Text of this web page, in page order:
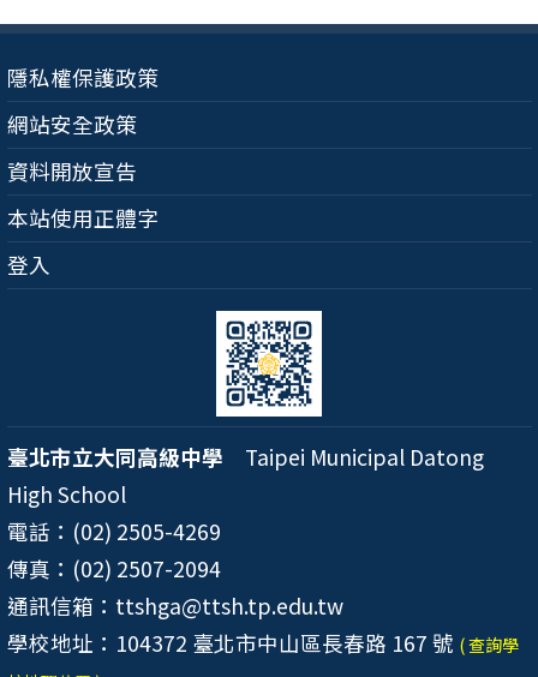
隱私權保護政策
網站安全政策
資料開放宣告
本站使用正體字
登入
臺北市立大同高級中學 Taipei Municipal Datong
High School
電話：(02) 2505-4269
傳真：(02) 2507-2094
通訊信箱：ttshga@ttsh.tp.edu.tw
學校地址：104372 臺北市中山區長春路 167 號 ( 查詢學